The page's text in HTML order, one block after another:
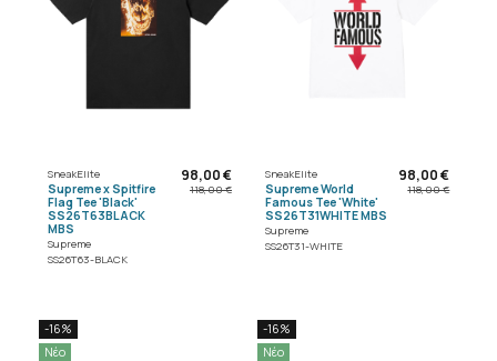
SneakElite
Supreme x Spitfire
Flag Tee 'Black'
SS26T63BLACK
MBS
Supreme
SS26T63-BLACK
98,00 €
118,00 €
SneakElite
Supreme World
Famous Tee 'White'
SS26T31WHITE MBS
Supreme
SS26T31-WHITE
98,00 €
118,00 €
-16%
Νέο
-16%
Νέο